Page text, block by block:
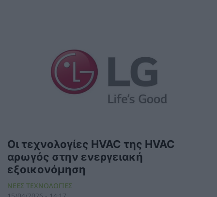
Οι τεχνολογίες HVAC της HVAC
αρωγός στην ενεργειακή
εξοικονόμηση
ΝΕΕΣ ΤΕΧΝΟΛΟΓΙΕΣ